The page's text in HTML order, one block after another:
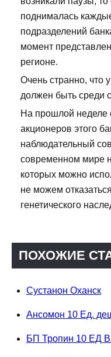
поднималась
подразделений
момент
регионе.
Очень странно, что
должен быть среди
На прошлой неделе
акционеров этого
наблюдательный
современном мире
которых можно
не можем
генетического
ПОХОЖИЕ
Сустанон Оханск
Ансомон 10 Ед.
БП Тропин 10 ЕД